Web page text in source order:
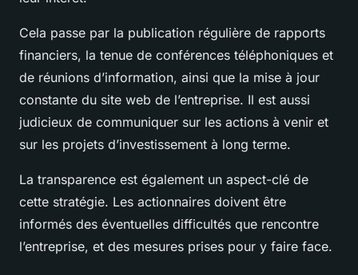
Cela passe par la publication régulière de rapports
financiers, la tenue de conférences téléphoniques et
de réunions d’information, ainsi que la mise à jour
constante du site web de l’entreprise. Il est aussi
judicieux de communiquer sur les actions à venir et
sur les projets d’investissement à long terme.
La transparence est également un aspect-clé de
cette stratégie. Les actionnaires doivent être
informés des éventuelles difficultés que rencontre
l’entreprise, et des mesures prises pour y faire face.